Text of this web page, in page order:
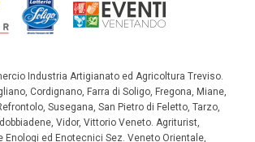
Industria Artigianato ed Agricoltura Treviso.
Cordignano, Farra di Soligo, Fregona, Miane,
Susegana, San Pietro di Feletto, Tarzo,
Vidor, Vittorio Veneto. Agriturist,
Enologi ed Enotecnici Sez. Veneto Orientale,